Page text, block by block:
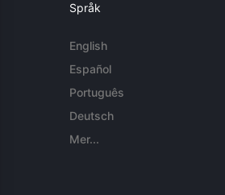
Språk
English
Español
Português
Deutsch
Mer...